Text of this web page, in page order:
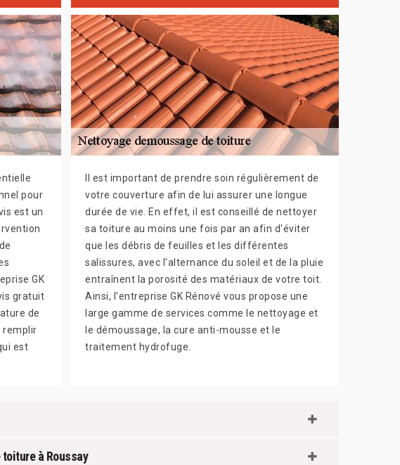
pour
est un
GK
gratuit
de
remplir
est
Il est important de prendre soin régulièrement de
votre couverture afin de lui assurer une longue
durée de vie. En effet, il est conseillé de nettoyer
sa toiture au moins une fois par an afin d'éviter
que les débris de feuilles et les différentes
salissures, avec l'alternance du soleil et de la pluie
entraînent la porosité des matériaux de votre toit.
Ainsi, l'entreprise GK Rénové vous propose une
large gamme de services comme le nettoyage et
le démoussage, la cure anti-mousse et le
traitement hydrofuge.
à Roussay